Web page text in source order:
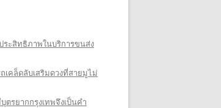
ระสิทธิภาพในบริการขนส่ง
เคล็ดลับเสริมดวงที่สายมูไม่
รยากกรุงเทพจึงเป็นคำ